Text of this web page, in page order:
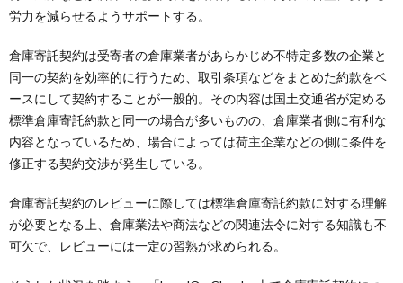
労力を減らせるようサポートする。
倉庫寄託契約は受寄者の倉庫業者があらかじめ不特定多数の企業と
同一の契約を効率的に行うため、取引条項などをまとめた約款をベ
ースにして契約することが一般的。その内容は国土交通省が定める
標準倉庫寄託約款と同一の場合が多いものの、倉庫業者側に有利な
内容となっているため、場合によっては荷主企業などの側に条件を
修正する契約交渉が発生している。
倉庫寄託契約のレビューに際しては標準倉庫寄託約款に対する理解
が必要となる上、倉庫業法や商法などの関連法令に対する知識も不
可欠で、レビューには一定の習熟が求められる。